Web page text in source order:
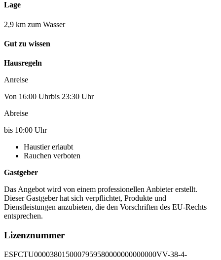
Lage
2,9 km zum Wasser
Gut zu wissen
Hausregeln
Anreise
Von 16:00 Uhrbis 23:30 Uhr
Abreise
bis 10:00 Uhr
Haustier erlaubt
Rauchen verboten
Gastgeber
Das Angebot wird von einem professionellen Anbieter erstellt.
Dieser Gastgeber hat sich verpflichtet, Produkte und
Dienstleistungen anzubieten, die den Vorschriften des EU-Rechts
entsprechen.
Lizenznummer
ESFCTU0000380150007959580000000000000VV-38-4-